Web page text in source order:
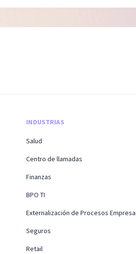
INDUSTRIAS
Salud
Centro de llamadas
Finanzas
BPO TI
Externalización de Procesos
Seguros
Retail